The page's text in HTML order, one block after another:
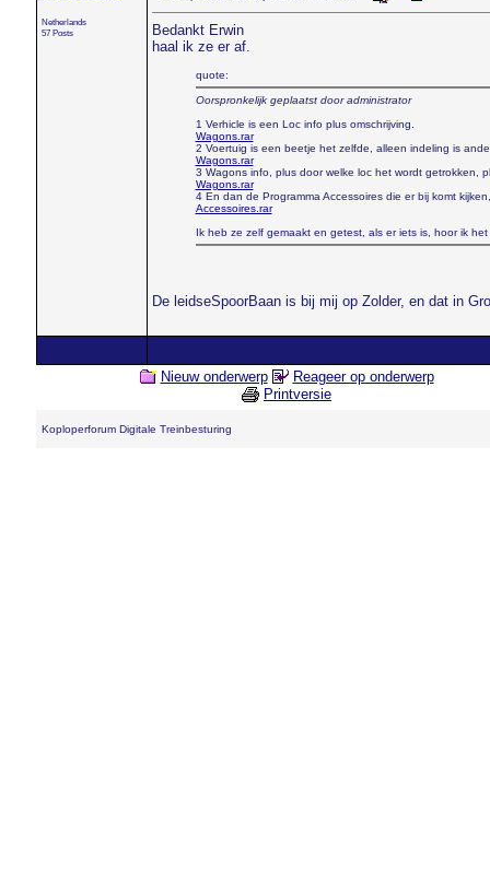
Netherlands
57 Posts
Bedankt Erwin
haal ik ze er af.
quote:
Oorspronkelijk geplaatst door administrator
1 Verhicle is een Loc info plus omschrijving.
Wagons.rar
2 Voertuig is een beetje het zelfde, alleen indeling is
Wagons.rar
3 Wagons info, plus door welke loc het wordt getrokken,
Wagons.rar
4 En dan de Programma Accessoires die er bij komt
Accessoires.rar
Ik heb ze zelf gemaakt en getest, als er iets is, hoor ik het
De leidseSpoorBaan is bij mij op Zolder, en dat in
Nieuw onderwerp
Reageer op onderwerp
Printversie
Koploperforum Digitale Treinbesturing